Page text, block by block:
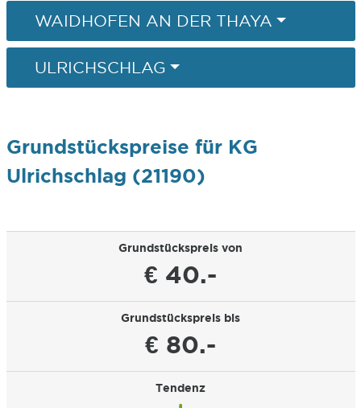
WAIDHOFEN AN DER THAYA
ULRICHSCHLAG
Grundstückspreise für KG
Ulrichschlag (21190)
Grundstückspreis von
€ 40.-
Grundstückspreis bis
€ 80.-
Tendenz